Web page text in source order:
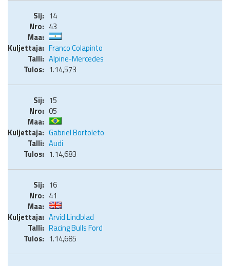
14
43
Franco Colapinto
Alpine-Mercedes
1.14,573
15
05
Gabriel Bortoleto
Audi
1.14,683
16
41
Arvid Lindblad
Racing Bulls Ford
1.14,685